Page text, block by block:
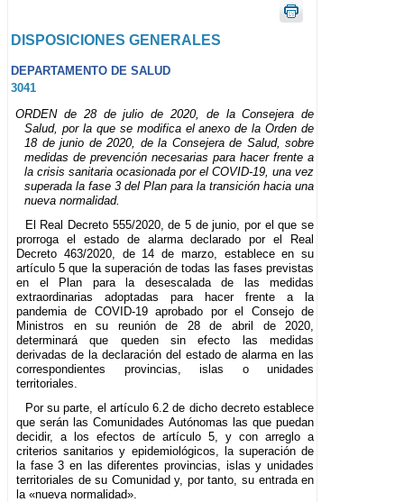
DISPOSICIONES GENERALES
DEPARTAMENTO DE SALUD
3041
ORDEN de 28 de julio de 2020, de la Consejera de
Salud, por la que se modifica el anexo de la Orden de
18 de junio de 2020, de la Consejera de Salud, sobre
medidas de prevención necesarias para hacer frente a
la crisis sanitaria ocasionada por el COVID-19, una vez
superada la fase 3 del Plan para la transición hacia una
nueva normalidad.
El Real Decreto 555/2020, de 5 de junio, por el que se
prorroga el estado de alarma declarado por el Real
Decreto 463/2020, de 14 de marzo, establece en su
artículo 5 que la superación de todas las fases previstas
en el Plan para la desescalada de las medidas
extraordinarias adoptadas para hacer frente a la
pandemia de COVID-19 aprobado por el Consejo de
Ministros en su reunión de 28 de abril de 2020,
determinará que queden sin efecto las medidas
derivadas de la declaración del estado de alarma en las
correspondientes provincias, islas o unidades
territoriales.
Por su parte, el artículo 6.2 de dicho decreto establece
que serán las Comunidades Autónomas las que puedan
decidir, a los efectos de artículo 5, y con arreglo a
criterios sanitarios y epidemiológicos, la superación de
la fase 3 en las diferentes provincias, islas y unidades
territoriales de su Comunidad y, por tanto, su entrada en
la «nueva normalidad».